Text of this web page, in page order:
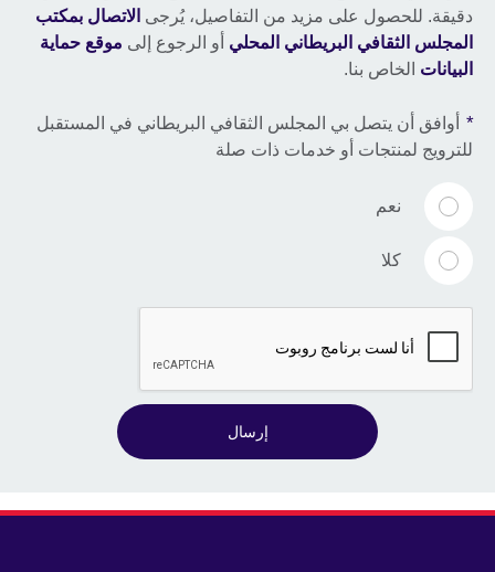
دقيقة. للحصول على مزيد من التفاصيل، يُرجى الاتصال بمكتب
المجلس الثقافي البريطاني المحلي أو الرجوع إلى موقع حماية
البيانات الخاص بنا.
*
أوافق أن يتصل بي المجلس الثقافي البريطاني في المستقبل
للترويج لمنتجات أو خدمات ذات صلة
نعم
كلا
إرسال